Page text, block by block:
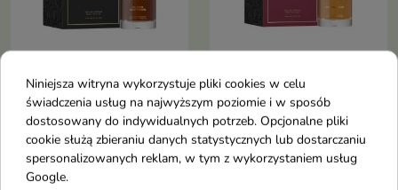
Oriental Essence Black
Saffron Unisex Woda
perfumowana dla
kobiet i mężczyzn 30
ml
Oriental Essence Royal
Oud Unisex Woda
perfumowana dla
kobiet i mężczyzn 30
Niniejsza witryna wykorzystuje pliki cookies w celu
świadczenia usług na najwyższym poziomie i w sposób
dostosowany do indywidualnych potrzeb. Opcjonalne pliki
cookie służą zbieraniu danych statystycznych lub dostarczaniu
spersonalizowanych reklam, w tym z wykorzystaniem usług
Google.